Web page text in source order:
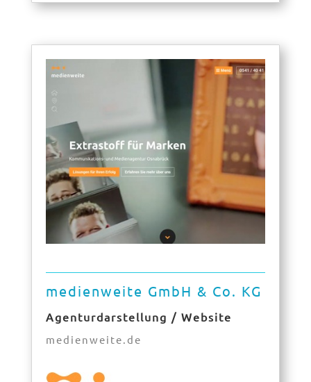
medienweite GmbH & Co. KG
Agenturdarstellung / Website
medienweite.de